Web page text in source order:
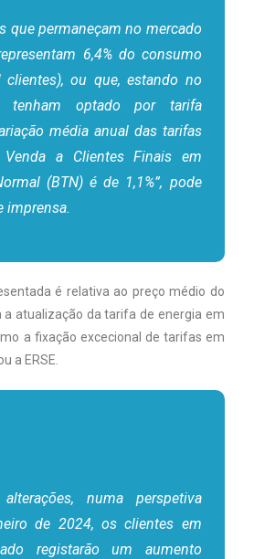
que permaneçam no mercado
6,4% do consumo
ou que, estando no
tenham optado por tarifa
média anual das tarifas
a Clientes Finais em
(BTN) é de 1,1%”, pode
imprensa.
é relativa ao preço médio do
a atualização da tarifa de energia em
a fixação excecional de tarifas em
a ERSE.
numa perspetiva
de 2024, os clientes em
registarão um aumento